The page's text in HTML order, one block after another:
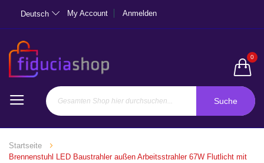
Deutsch My Account Anmelden
0
Suche
Startseite
Brennenstuhl LED Baustrahler außen Arbeitsstrahler 67W Flutlicht mit